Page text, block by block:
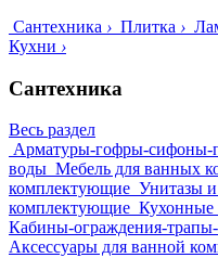
Сантехника › Плитка ›
Кухни ›
Сантехника
Весь раздел
Арматуры-гофры-сифоны-
воды Мебель для ванных
комплектующие Унитазы
комплектующие Кухонные
Кабины-ограждения-
Аксессуары для ванной